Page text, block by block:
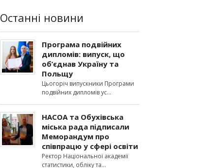
Останні новини
Програма подвійних
дипломів: випуск, що
об’єднав Україну та
Польщу
Цьогоріч випускники Програми
подвійних дипломів ус
НАСОА та Обухівська
міська рада підписали
Меморандум про
співпрацю у сфері освіти
Ректор Національної академії
статистики, обліку та